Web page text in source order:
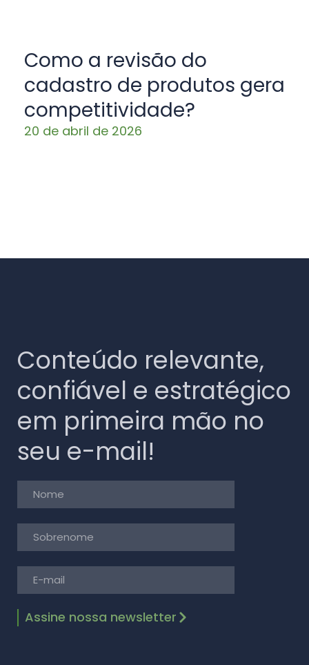
Como a revisão do
cadastro de produtos gera
competitividade?
20 de abril de 2026
Conteúdo relevante,
confiável e estratégico
em primeira mão no
seu e-mail!
Assine nossa newsletter